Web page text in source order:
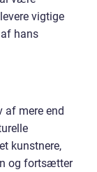
vigtige
hans
af mere end
kunstnere,
og fortsætter